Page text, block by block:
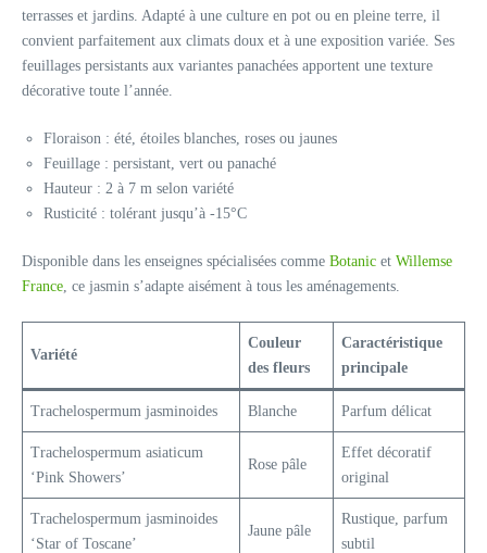
terrasses et jardins. Adapté à une culture en pot ou en pleine terre, il
convient parfaitement aux climats doux et à une exposition variée. Ses
feuillages persistants aux variantes panachées apportent une texture
décorative toute l’année.
Floraison : été, étoiles blanches, roses ou jaunes
Feuillage : persistant, vert ou panaché
Hauteur : 2 à 7 m selon variété
Rusticité : tolérant jusqu’à -15°C
Disponible dans les enseignes spécialisées comme Botanic et Willemse
France, ce jasmin s’adapte aisément à tous les aménagements.
Variété
Couleur
des fleurs
Caractéristique
principale
Trachelospermum jasminoides Blanche Parfum délicat
Trachelospermum asiaticum
‘Pink Showers’
Rose pâle
Effet décoratif
original
Trachelospermum jasminoides
‘Star of Toscane’
Jaune pâle
Rustique, parfum
subtil